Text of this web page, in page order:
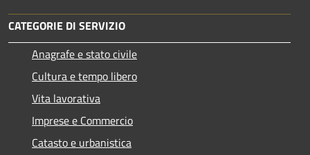
CATEGORIE DI SERVIZIO
Anagrafe e stato civile
Cultura e tempo libero
Vita lavorativa
Imprese e Commercio
Catasto e urbanistica